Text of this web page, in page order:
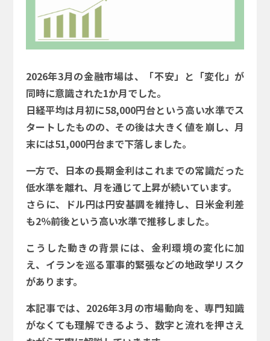
2026年3月の金融市場は、「不安」と「変化」が
同時に意識された1か月でした。
日経平均は月初に58,000円台という高い水準でス
タートしたものの、その後は大きく値を崩し、月
末には51,000円台まで下落しました。
一方で、日本の長期金利はこれまでの常識だった
低水準を離れ、月を通じて上昇が続いています。
さらに、ドル円は円安基調を維持し、日米金利差
も2％前後という高い水準で推移しました。
こうした動きの背景には、金利環境の変化に加
え、イランを巡る軍事的緊張などの地政学リスク
があります。
本記事では、2026年3月の市場動向を、専門知識
がなくても理解できるよう、数字と流れを押さえ